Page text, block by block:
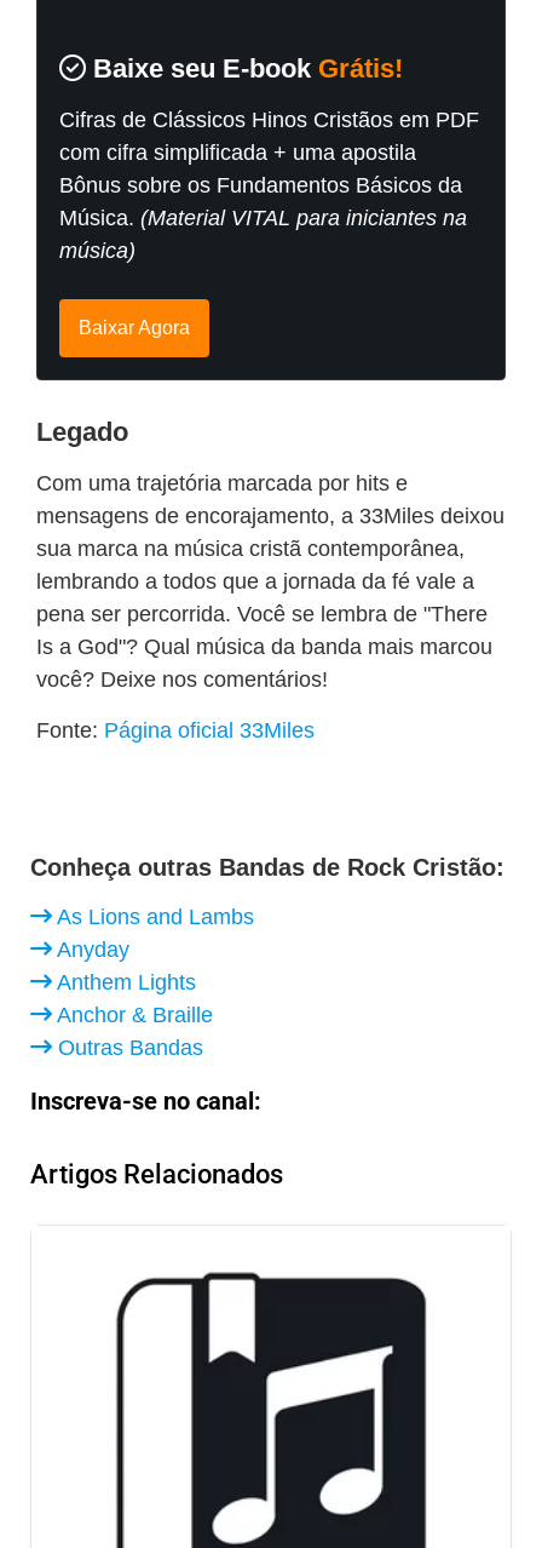
Baixe seu E-book Grátis!
Cifras de Clássicos Hinos Cristãos em PDF
com cifra simplificada + uma apostila
Bônus sobre os Fundamentos Básicos da
Música. (Material VITAL para iniciantes na
música)
Baixar Agora
Legado
Com uma trajetória marcada por hits e
mensagens de encorajamento, a 33Miles deixou
sua marca na música cristã contemporânea,
lembrando a todos que a jornada da fé vale a
pena ser percorrida. Você se lembra de "There
Is a God"? Qual música da banda mais marcou
você? Deixe nos comentários!
Fonte: Página oficial 33Miles
Conheça outras Bandas de Rock Cristão:
As Lions and Lambs
Anyday
Anthem Lights
Anchor & Braille
Outras Bandas
Inscreva-se no canal:
Artigos Relacionados